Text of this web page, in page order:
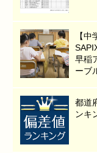
【中
早稲
ーブ
都道
ンキ